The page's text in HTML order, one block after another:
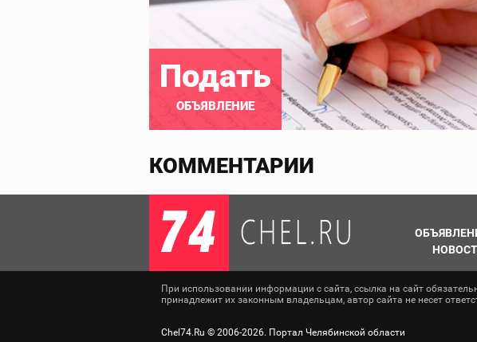
Подать
ОБЪЯВЛЕНИЕ
КОММЕНТАРИИ
При использовании информации с сайта, ссылка на сайт
принадлежит их законным владельцам, автор сайта не несет
Chel74.Ru © 2006-2026. Портал Челябинской области